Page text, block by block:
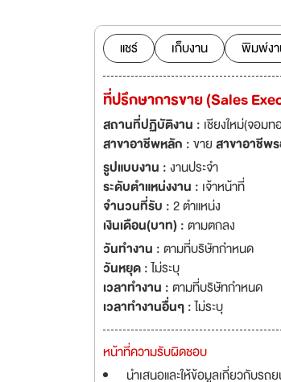
แชร์ เก็บงาน พิมพ์ง
ที่ปรึกษาการขาย (Sales
สถานที่ปฏิบัติงาน : เชียงใหม่(จอม
สาขาอาชีพหลัก :ขายสาขาอาชีพ
รูปแบบงาน :งานประจำ
ระดับตำแหน่งงาน : เจ้าหน้าที่
จำนวนที่รับ :2 ตำแหน่ง
เงินเดือน(บาท) :ตามตกลง
วันทำงาน :ตามที่บริษัทกำหนด
วันหยุด :ไม่ระบุ
เวลาทำงาน :ตามที่บริษัทกำหนด
เวลาทำงานอื่นๆ :ไม่ระบุ
หน้าที่ความรับผิดชอบ
นำเสนอและให้ข้อมูลเกี่ยวกับรถ